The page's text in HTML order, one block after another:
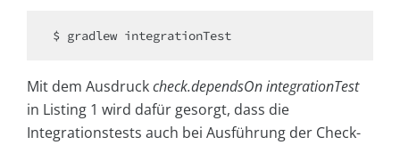
$ gradlew integrationTest
Mit dem Ausdruckcheck.dependsOn integrationTest
in Listing 1 wird dafür gesorgt, dass die
Integrationstests auch bei Ausführung der Check-